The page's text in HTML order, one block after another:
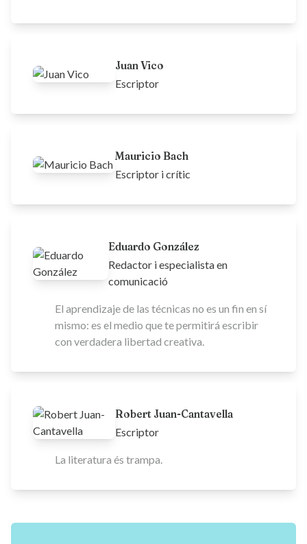
Juan Vico
Escriptor
Mauricio Bach
Escriptor i crític
Eduardo González
Redactor i especialista en
comunicació
El aprendizaje de las técnicas no es un fin en sí
mismo: es el medio que te permitirá escribir
con verdadera libertad creativa.
Robert Juan-Cantavella
Escriptor
La literatura és trampa.